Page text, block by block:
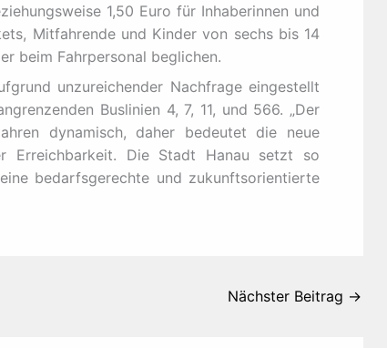
1,50 Euro für Inhaberinnen und
Mitfahrende und Kinder von sechs bis 14
beim Fahrpersonal beglichen.
unzureichender Nachfrage eingestellt
Buslinien 4, 7, 11, und 566. „Der
dynamisch, daher bedeutet die neue
Erreichbarkeit. Die Stadt Hanau setzt so
bedarfsgerechte und zukunftsorientierte
Nächster Beitrag →